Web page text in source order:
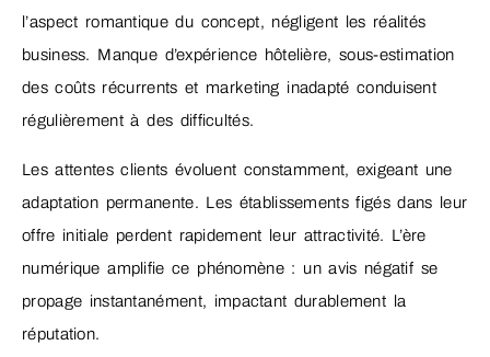
l’aspect romantique du concept, négligent les réalités
business. Manque d’expérience hôtelière, sous-estimation
des coûts récurrents et marketing inadapté conduisent
régulièrement à des difficultés.
Les attentes clients évoluent constamment, exigeant une
adaptation permanente. Les établissements figés dans leur
offre initiale perdent rapidement leur attractivité. L’ère
numérique amplifie ce phénomène : un avis négatif se
propage instantanément, impactant durablement la
réputation.